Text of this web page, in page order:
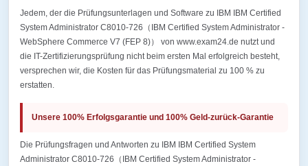
Jedem, der die Prüfungsunterlagen und Software zu IBM IBM Certified
System Administrator C8010-726（IBM Certified System Administrator -
WebSphere Commerce V7 (FEP 8)） von www.exam24.de nutzt und
die IT-Zertifizierungsprüfung nicht beim ersten Mal erfolgreich besteht,
versprechen wir, die Kosten für das Prüfungsmaterial zu 100 % zu
erstatten.
Unsere 100% Erfolgsgarantie und 100% Geld-zurück-Garantie
Die Prüfungsfragen und Antworten zu IBM IBM Certified System
Administrator C8010-726（IBM Certified System Administrator -